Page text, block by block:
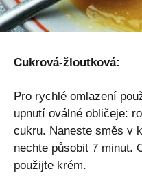
Cukrová-žloutková:
Pro rychlé omlazení
upnutí oválné obličeje:
cukru. Naneste směs v
nechte působit 7 minut.
použijte krém.